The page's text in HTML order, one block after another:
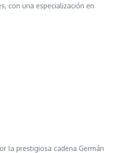
con una especialización en
la prestigiosa cadena Germán